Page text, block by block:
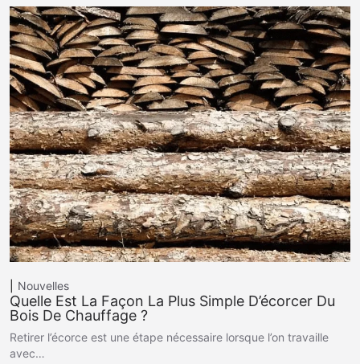
Nouvelles
Quelle Est La Façon La Plus Simple D’écorcer Du
Bois De Chauffage ?
Retirer l’écorce est une étape nécessaire lorsque l’on travaille
avec…